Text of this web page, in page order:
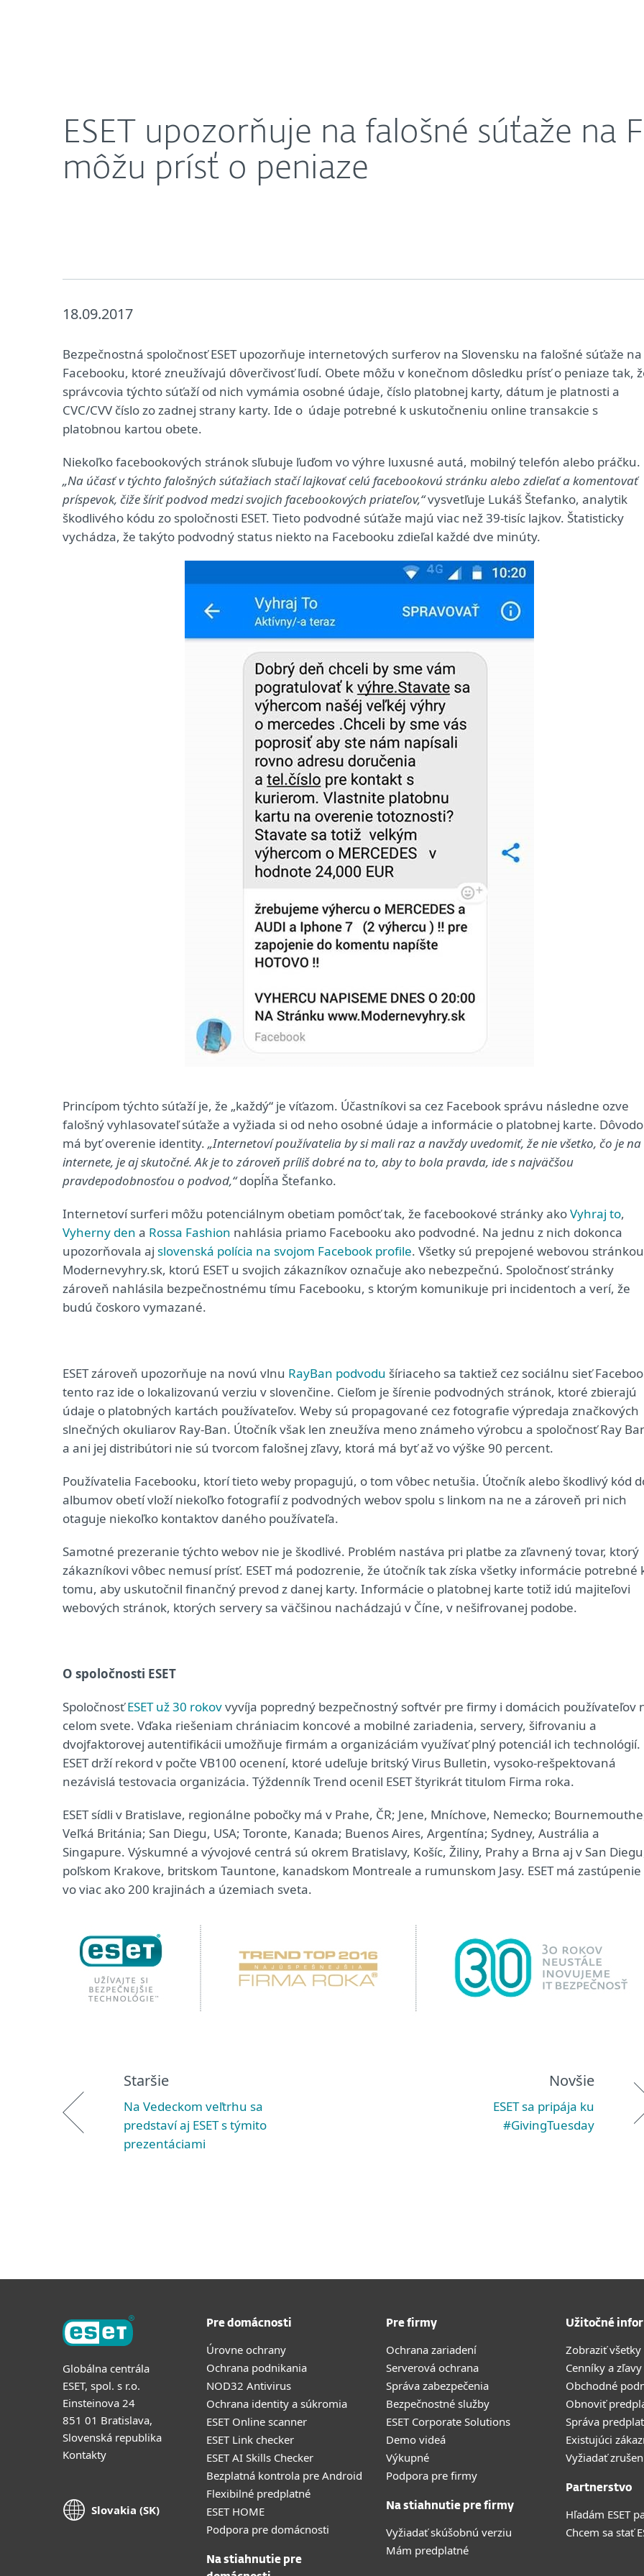
ESET upozorňuje na falošné súťaže na
môžu prísť o peniaze
18.09.2017
Bezpečnostná spoločnosť ESET upozorňuje internetových surferov na Slovensku na falošné súťaže na
Facebooku, ktoré zneužívajú dôverčivosť ľudí. Obete môžu v konečnom dôsledku prísť o peniaze tak,
správcovia týchto súťaží od nich vymámia osobné údaje, číslo platobnej karty, dátum je platnosti a
CVC/CVV číslo zo zadnej strany karty. Ide o údaje potrebné k uskutočneniu online transakcie s
platobnou kartou obete.
Niekoľko facebookových stránok sľubuje ľuďom vo výhre luxusné autá, mobilný telefón alebo práčku.
„Na účasť v týchto falošných súťažiach stačí lajkovať celú facebookovú stránku alebo zdieľať a komentovať
príspevok, čiže šíriť podvod medzi svojich facebookových priateľov,“vysvetľuje Lukáš Štefanko, analytik
škodlivého kódu zo spoločnosti ESET. Tieto podvodné súťaže majú viac než 39-tisíc lajkov. Štatisticky
vychádza, že takýto podvodný status niekto na Facebooku zdieľal každé dve minúty.
Princípom týchto súťaží je, že „každý“ je víťazom. Účastníkovi sa cez Facebook správu následne ozve
falošný vyhlasovateľ súťaže a vyžiada si od neho osobné údaje a informácie o platobnej karte.
má byť overenie identity. „Internetoví používatelia by si mali raz a navždy uvedomiť, že nie všetko, čo je na
internete, je aj skutočné. Ak je to zároveň príliš dobré na to, aby to bola pravda, ide s najväčšou
pravdepodobnosťou o podvod,“dopĺňa Štefanko.
Internetoví surferi môžu potenciálnym obetiam pomôcť tak, že facebookové stránky akoVyhraj to,
Vyherny den a Rossa Fashion nahlásia priamo Facebooku ako podvodné. Na jednu z nich dokonca
upozorňovala aj slovenská polícia na svojom Facebook profile. Všetky sú prepojené webovou stránkou
Modernevyhry.sk, ktorú ESET u svojich zákazníkov označuje ako nebezpečnú. Spoločnosť stránky
zároveň nahlásila bezpečnostnému tímu Facebooku, s ktorým komunikuje pri incidentoch a verí, že
budú čoskoro vymazané.
ESET zároveň upozorňuje na novú vlnu RayBan podvodu šíriaceho sa taktiež cez sociálnu sieť
tento raz ide o lokalizovanú verziu v slovenčine. Cieľom je šírenie podvodných stránok, ktoré zbierajú
údaje o platobných kartách používateľov. Weby sú propagované cez fotografie výpredaja značkových
slnečných okuliarov Ray-Ban. Útočník však len zneužíva meno známeho výrobcu a spoločnosť Ray
a ani jej distribútori nie sú tvorcom falošnej zľavy, ktorá má byť až vo výške 90 percent.
Používatelia Facebooku, ktorí tieto weby propagujú, o tom vôbec netušia. Útočník alebo škodlivý kód
albumov obetí vloží niekoľko fotografií z podvodných webov spolu s linkom na ne a zároveň pri nich
otaguje niekoľko kontaktov daného používateľa.
Samotné prezeranie týchto webov nie je škodlivé. Problém nastáva pri platbe za zľavnený tovar, ktorý
zákazníkovi vôbec nemusí prísť. ESET má podozrenie, že útočník tak získa všetky informácie potrebné
tomu, aby uskutočnil finančný prevod z danej karty. Informácie o platobnej karte totiž idú majiteľovi
webových stránok, ktorých servery sa väčšinou nachádzajú v Číne, v nešifrovanej podobe.
O spoločnosti ESET
SpoločnosťESET už 30 rokovvyvíja popredný bezpečnostný softvér pre firmy i domácich používateľov
celom svete. Vďaka riešeniam chrániacim koncové a mobilné zariadenia, servery, šifrovaniu a
dvojfaktorovej autentifikácii umožňuje firmám a organizáciám využívať plný potenciál ich technológií.
ESET drží rekord v počte VB100 ocenení, ktoré udeľuje britský Virus Bulletin, vysoko-rešpektovaná
nezávislá testovacia organizácia. Týždenník Trend ocenil ESET štyrikrát titulom Firma roka.
ESET sídli v Bratislave, regionálne pobočky má v Prahe, ČR; Jene, Mníchove, Nemecko;
Veľká Británia; San Diegu, USA; Toronte, Kanada; Buenos Aires, Argentína; Sydney, Austrália a
Singapure. Výskumné a vývojové centrá sú okrem Bratislavy, Košíc, Žiliny, Prahy a Brna aj v San
poľskom Krakove, britskom Tauntone, kanadskom Montreale a rumunskom Jasy. ESET má zastúpenie
vo viac ako 200 krajinách a územiach sveta.
Staršie
Na Vedeckom veľtrhu sa
predstaví aj ESET s týmito
prezentáciami
Novšie
ESET sa pripája ku
#GivingTuesday
Globálna centrála
ESET, spol. s r.o.
Einsteinova 24
851 01 Bratislava,
Slovenská republika
Kontakty
Slovakia (SK)
Pre domácnosti
Úrovne ochrany
Ochrana podnikania
NOD32 Antivirus
Ochrana identity a súkromia
ESET Online scanner
ESET Link checker
ESET AI Skills Checker
Bezplatná kontrola pre Android
Flexibilné predplatné
ESET HOME
Podpora pre domácnosti
Na stiahnutie pre
Pre firmy
Ochrana zariadení
Serverová ochrana
Správa zabezpečenia
Bezpečnostné služby
ESET Corporate Solutions
Demo videá
Výkupné
Podpora pre firmy
Na stiahnutie pre firmy
Vyžiadať skúšobnú verziu
Mám predplatné
Užitočné
Zobraziť
Cenníky a zľavy
Obchodné
Obnoviť
Správa
Existujúci
Vyžiadať
Partnerstvo
Hľadám ESET
Chcem sa stať